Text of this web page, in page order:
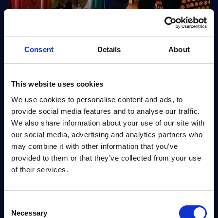
Consent Details About
This website uses cookies
We use cookies to personalise content and ads, to
provide social media features and to analyse our traffic.
We also share information about your use of our site with
our social media, advertising and analytics partners who
may combine it with other information that you’ve
provided to them or that they’ve collected from your use
of their services.
Selection
Necessary
Workshop Upcycling
TV
Alquiler de ropa | El
Mona
Alquiler de ropa | El modelo
de negocio La Más Mona
TV
#Secondlife Chaleco - Boy
#Secondlife Chaleco - Boy
London
TV
nueva prenda